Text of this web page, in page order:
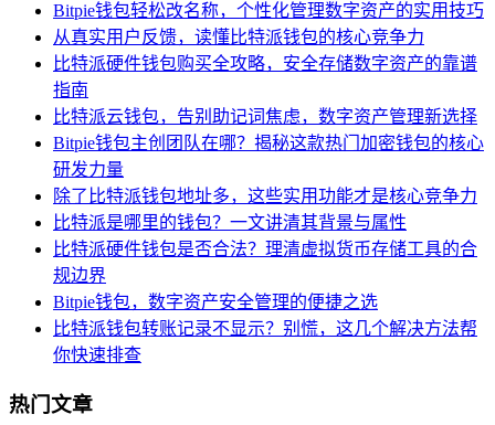
Bitpie钱包轻松改名称，个性化管理数字资产的实用技巧
从真实用户反馈，读懂比特派钱包的核心竞争力
比特派硬件钱包购买全攻略，安全存储数字资产的靠谱
指南
比特派云钱包，告别助记词焦虑，数字资产管理新选择
Bitpie钱包主创团队在哪？揭秘这款热门加密钱包的核心
研发力量
除了比特派钱包地址多，这些实用功能才是核心竞争力
比特派是哪里的钱包？一文讲清其背景与属性
比特派硬件钱包是否合法？理清虚拟货币存储工具的合
规边界
Bitpie钱包，数字资产安全管理的便捷之选
比特派钱包转账记录不显示？别慌，这几个解决方法帮
你快速排查
热门文章